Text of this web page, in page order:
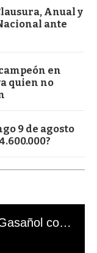
Anual y
ante
en
quien no
9 de agosto
El mal momento de Yanina Gasañol con un hincha argentino en "Subrayado"